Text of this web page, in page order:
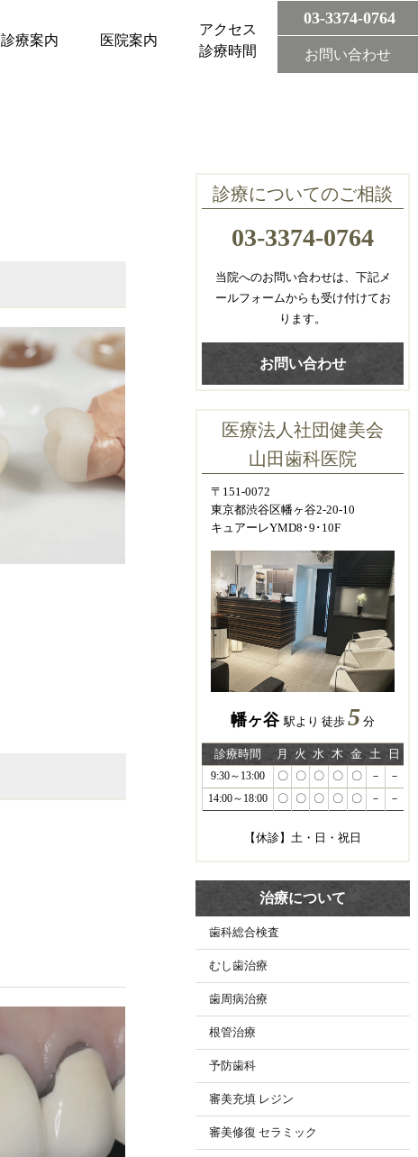
診療案内 医院案内
アクセス
診療時間
03-3374-0764
お問い合わせ
診療についてのご相談
03-3374-0764
当院へのお問い合わせは、下記メ
ールフォームからも受け付けてお
ります。
お問い合わせ
医療法人社団健美会
山田歯科医院
〒151-0072
東京都渋谷区幡ヶ谷2-20-10
キュアーレYMD8･9･10F
幡ヶ谷 駅より 徒歩 5 分
診療時間 月 火 水 木 金 土 日
9:30～13:00 〇 〇 〇 〇 〇 －
－
14:00～18:00
〇 〇 〇 〇 〇 － －
【休診】土・日・祝日
治療について
歯科総合検査
むし歯治療
歯周病治療
根管治療
予防歯科
審美充填 レジン
審美修復 セラミック